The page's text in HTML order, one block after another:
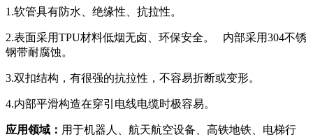
1.软管具有防水、绝缘性、抗拉性。
2.表面采用TPU材料低烟无卤、环保安全。 内部采用304不锈
钢带耐腐蚀。
3.双扣结构，有很强的抗拉性，不容易折断或变形。
4.内部平滑构造在穿引电线电缆时极容易。
应用领域： 用于机器人、航天航空设备、高铁地铁、电梯行